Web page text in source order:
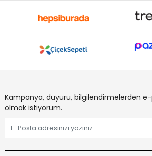
Kampanya, duyuru, bilgilendirmelerden
olmak istiyorum.